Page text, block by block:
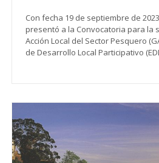
Con fecha 19 de septiembre de
presentó a la Convocatoria para la
Acción Local del Sector Pesquero
de Desarrollo Local Participativo